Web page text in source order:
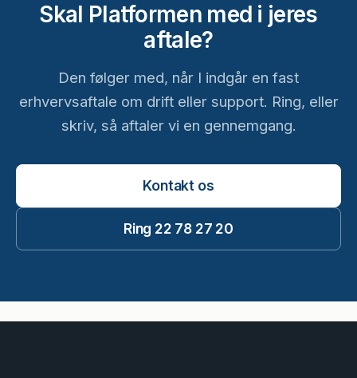
Skal Platformen med i jeres
aftale?
Den følger med, når I indgår en fast
erhvervsaftale om drift eller support. Ring, eller
skriv, så aftaler vi en gennemgang.
Kontakt os
Ring 22 78 27 20